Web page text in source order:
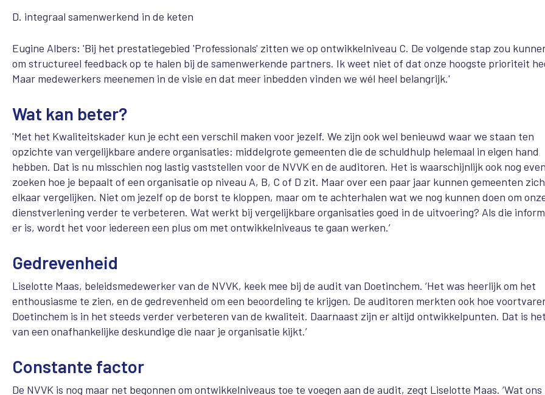
D. integraal samenwerkend in de keten
Eugine Albers: 'Bij het prestatiegebied 'Professionals' zitten we op ontwikkelniveau C. De volgende stap zou
om structureel feedback op te halen bij de samenwerkende partners. Ik weet niet of dat onze hoogste prioriteit
Maar medewerkers meenemen in de visie en dat meer inbedden vinden we wél heel belangrijk.'
Wat kan beter?
'Met het Kwaliteitskader kun je echt een verschil maken voor jezelf. We zijn ook wel benieuwd waar we staan ten
opzichte van vergelijkbare andere organisaties: middelgrote gemeenten die de schuldhulp helemaal in eigen hand
hebben. Dat is nu misschien nog lastig vaststellen voor de NVVK en de auditoren. Het is waarschijnlijk ook nog even
zoeken hoe je bepaalt of een organisatie op niveau A, B, C of D zit. Maar over een paar jaar kunnen gemeenten
elkaar vergelijken. Niet om jezelf op de borst te kloppen, maar om te achterhalen wat we nog kunnen doen om
dienstverlening verder te verbeteren. Wat werkt bij vergelijkbare organisaties goed in de uitvoering? Als die
er is, wordt het voor iedereen een plus om met ontwikkelniveaus te gaan werken.’
Gedrevenheid
Liselotte Maas, beleidsmedewerker van de NVVK, keek mee bij de audit van Doetinchem. ‘Het was heerlijk om het
enthousiasme te zien, en de gedrevenheid om een beoordeling te krijgen. De auditoren merkten ook hoe
Doetinchem is in het steeds verder verbeteren van de kwaliteit. Daarnaast zijn er altijd ontwikkelpunten. Dat is
van een onafhankelijke deskundige die naar je organisatie kijkt.’
Constante factor
De NVVK is nog maar net begonnen om ontwikkelniveaus toe te voegen aan de audit, zegt Liselotte Maas. ‘Wat ons